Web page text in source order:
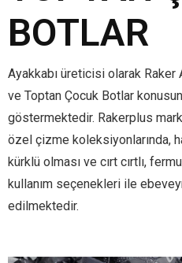
BOTLAR
Ayakkabı üreticisi olarak Raker
ve Toptan Çocuk Botlar
göstermektedir. Rakerplus
özel çizme koleksiyonlarında,
kürklü olması ve cırt cırtlı,
kullanım seçenekleri ile
edilmektedir.